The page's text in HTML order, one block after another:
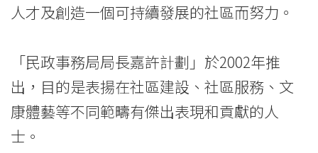
國
際
學
院
人才及創造一個可持續發展的社區而努力。
「民政事務局局長嘉許計劃」於2002年推
出，目的是表揚在社區建設、社區服務、文
康體藝等不同範疇有傑出表現和貢獻的人
士。